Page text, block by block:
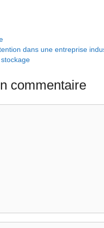
dans une entreprise
stockage
commentaire